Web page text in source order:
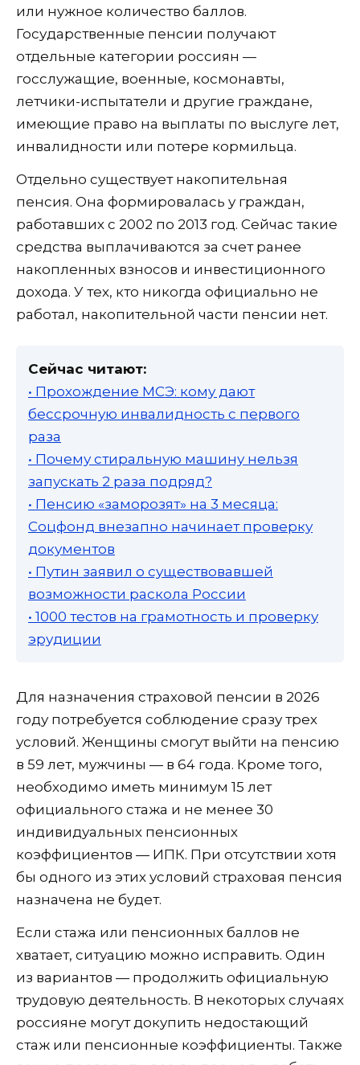
или нужное количество баллов.
Государственные пенсии получают
отдельные категории россиян —
госслужащие, военные, космонавты,
летчики-испытатели и другие граждане,
имеющие право на выплаты по выслуге лет,
инвалидности или потере кормильца.
Отдельно существует накопительная
пенсия. Она формировалась у граждан,
работавших с 2002 по 2013 год. Сейчас такие
средства выплачиваются за счет ранее
накопленных взносов и инвестиционного
дохода. У тех, кто никогда официально не
работал, накопительной части пенсии нет.
Сейчас читают:
• Прохождение МСЭ: кому дают
бессрочную инвалидность с первого
раза
• Почему стиральную машину нельзя
запускать 2 раза подряд?
• Пенсию «заморозят» на 3 месяца:
Соцфонд внезапно начинает проверку
документов
• Путин заявил о существовавшей
возможности раскола России
• 1000 тестов на грамотность и проверку
эрудиции
Для назначения страховой пенсии в 2026
году потребуется соблюдение сразу трех
условий. Женщины смогут выйти на пенсию
в 59 лет, мужчины — в 64 года. Кроме того,
необходимо иметь минимум 15 лет
официального стажа и не менее 30
индивидуальных пенсионных
коэффициентов — ИПК. При отсутствии хотя
бы одного из этих условий страховая пенсия
назначена не будет.
Если стажа или пенсионных баллов не
хватает, ситуацию можно исправить. Один
из вариантов — продолжить официальную
трудовую деятельность. В некоторых случаях
россияне могут докупить недостающий
стаж или пенсионные коэффициенты. Также